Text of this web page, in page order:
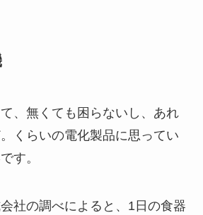
、無くても困らないし、あれ
くらいの電化製品に思ってい
す。
社の調べによると、1日の食器